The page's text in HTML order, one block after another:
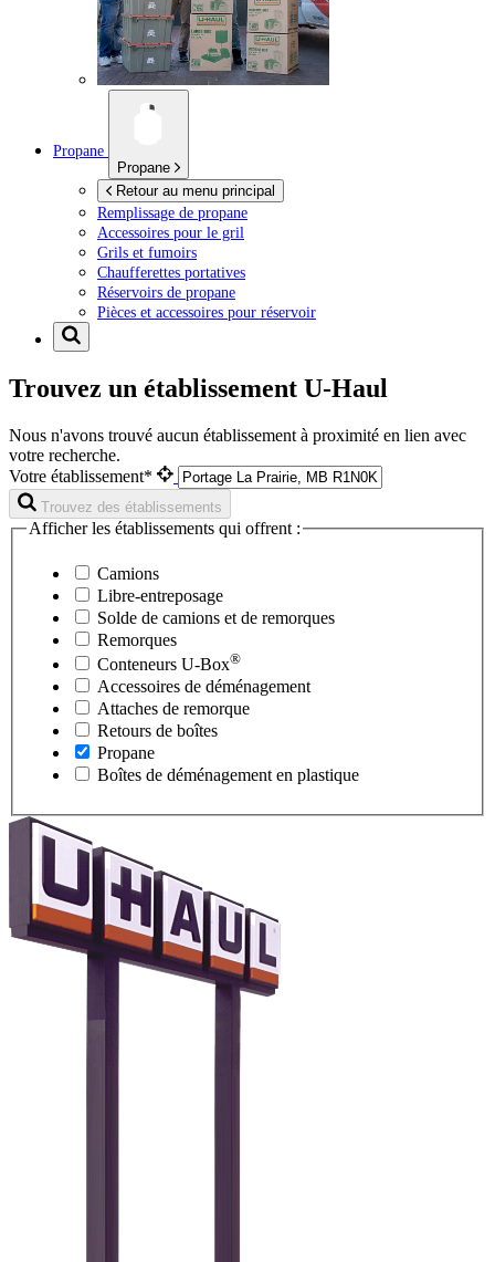
Propane
Propane
Retour au menu principal
Remplissage de propane
Accessoires pour le gril
Grils et fumoirs
Chaufferettes portatives
Réservoirs de propane
Pièces et accessoires pour réservoir
Trouvez un établissement U-Haul
Nous n'avons trouvé aucun établissement à proximité en lien avec
votre recherche.
Votre établissement*
Trouvez des établissements
Afficher les établissements qui offrent :
Camions
Libre-entreposage
Solde de camions et de remorques
Remorques
Conteneurs U-Box®
Accessoires de déménagement
Attaches de remorque
Retours de boîtes
Propane
Boîtes de déménagement en plastique